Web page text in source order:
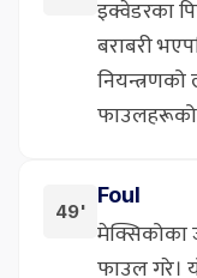
इक्वेडरका
बराबरी
नियन्त्रणको
फाउलहरूको
49'
Foul
मेक्सिकोका
फाउल गरे।